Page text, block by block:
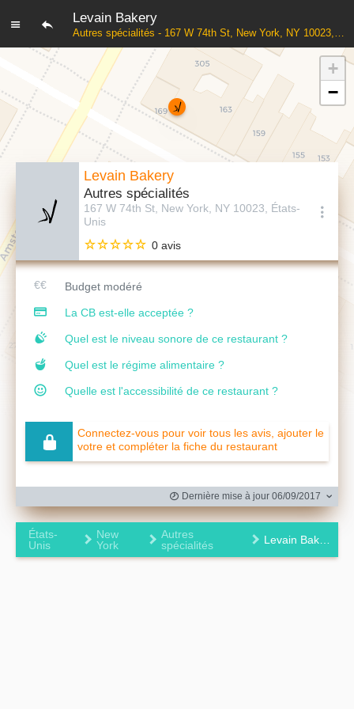
Levain Bakery
Autres spécialités - 167 W 74th St, New York, NY 10023, États-Unis
Levain Bakery
Autres spécialités
167 W 74th St, New York, NY 10023, États-
Unis
0 avis
Budget modéré
La CB est-elle acceptée ?
Quel est le niveau sonore de ce restaurant ?
Quel est le régime alimentaire ?
Quelle est l'accessibilité de ce restaurant ?
Connectez-vous pour voir tous les avis, ajouter le
votre et compléter la fiche du restaurant
Dernière mise à jour 06/09/2017
États-
Unis
New
York
Autres
spécialités
Levain Bakery
+
−